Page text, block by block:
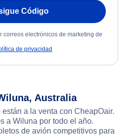
Código
correos electrónicos de marketing de
de privacidad
Australia
a la venta con CheapOair.
a Wiluna por todo el año.
de avión competitivos para